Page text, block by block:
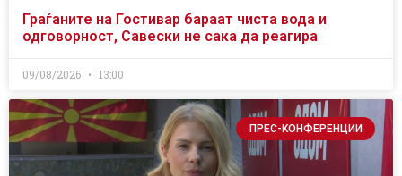
Граѓаните на Гостивар бараат чиста вода и
одговорност, Савески не сака да реагира
09/08/2026 13:00
ПРЕС-КОНФЕРЕНЦИИ